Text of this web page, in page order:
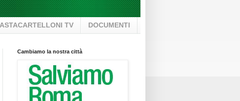
TV DOCUMENTI
Cambiamo la nostra città